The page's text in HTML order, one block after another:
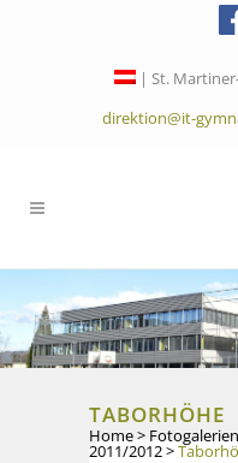
| St.
direktion@it-
TABORHÖHE
Home> Fotogalerien
2011/2012>